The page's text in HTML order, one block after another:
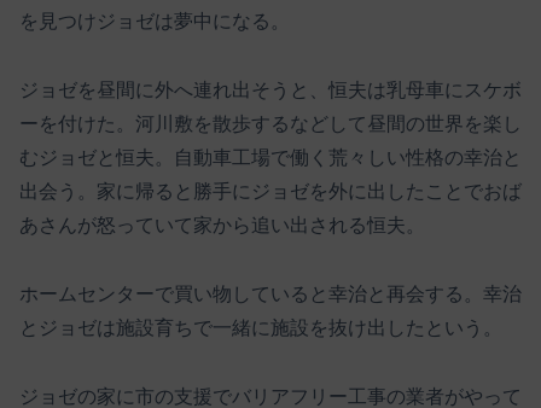
を見つけジョゼは夢中になる。
ジョゼを昼間に外へ連れ出そうと、恒夫は乳母車にスケボ
ーを付けた。河川敷を散歩するなどして昼間の世界を楽し
むジョゼと恒夫。自動車工場で働く荒々しい性格の幸治と
出会う。家に帰ると勝手にジョゼを外に出したことでおば
あさんが怒っていて家から追い出される恒夫。
ホームセンターで買い物していると幸治と再会する。幸治
とジョゼは施設育ちで一緒に施設を抜け出したという。
ジョゼの家に市の支援でバリアフリー工事の業者がやって